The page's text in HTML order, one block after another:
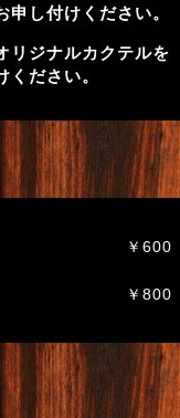
し付けください。
リジナルカクテルを
ださい。
￥600
￥800